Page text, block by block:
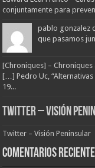
conjuntamente para
pablo gonzalez
que pasamos
[Chroniques] –
[…] Pedro Uc,
19...
Twitter – Visión
Twitter – Visión Peninsular
Comentarios